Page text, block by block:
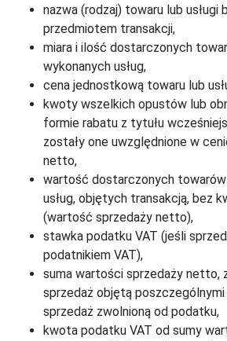
nazwa (rodzaj) towaru lub usługi
przedmiotem transakcji,
miara i ilość dostarczonych
wykonanych usług,
cena jednostkową towaru lub
kwoty wszelkich opustów lub
formie rabatu z tytułu
zostały one uwzględnione w
netto,
wartość dostarczonych
usług, objętych transakcją, bez
(wartość sprzedaży netto),
stawka podatku VAT (jeśli
podatnikiem VAT),
suma wartości sprzedaży netto,
sprzedaż objętą
sprzedaż zwolnioną od podatku,
kwota podatku VAT od sumy